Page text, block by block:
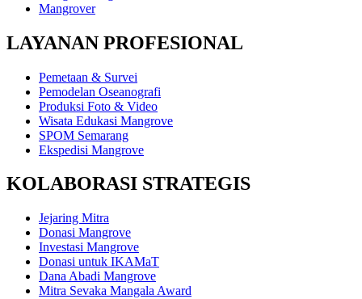
Mangrover
LAYANAN PROFESIONAL
Pemetaan & Survei
Pemodelan Oseanografi
Produksi Foto & Video
Wisata Edukasi Mangrove
SPOM Semarang
Ekspedisi Mangrove
KOLABORASI STRATEGIS
Jejaring Mitra
Donasi Mangrove
Investasi Mangrove
Donasi untuk IKAMaT
Dana Abadi Mangrove
Mitra Sevaka Mangala Award